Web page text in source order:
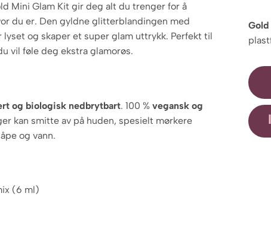
Mini Glam Kit gir deg alt du trenger for å
du er. Den gyldne glitterblandingen med
og skaper et super glam uttrykk. Perfekt til
vil føle deg ekstra glamorøs.
og biologisk nedbrytbart. 100 % vegansk og
kan smitte av på huden, spesielt mørkere
og vann.
(6 ml)